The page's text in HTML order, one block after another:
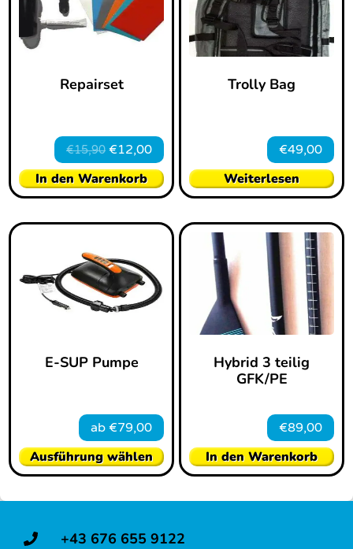
Repairset
€15,90 €12,00
In den Warenkorb
Trolly Bag
€49,00
Weiterlesen
E-SUP Pumpe
ab €79,00
Ausführung wählen
Hybrid 3 teilig
GFK/PE
€89,00
In den Warenkorb
+43 676 655 9122